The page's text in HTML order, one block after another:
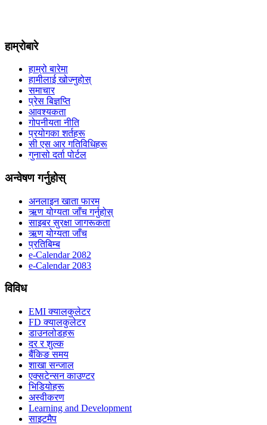
हाम्रोबारे
हाम्रो बारेमा
हामीलाई खोज्नुहोस्
समाचार
प्रेस बिज्ञप्ति
आवश्यकता
गोपनीयता नीति
प्रयोगका शर्तहरू
सी एस आर गतिविधिहरू
गुनासो दर्ता पोर्टल
अन्वेषण गर्नुहोस्
अनलाइन खाता फारम
ऋण योग्यता जाँच गर्नुहोस्
साइबर सुरक्षा जागरूकता
ऋण योग्यता जाँच
प्रतिबिम्ब
e-Calendar 2082
e-Calendar 2083
विविध
EMI क्यालकुलेटर
FD क्यालकुलेटर
डाउनलोडहरू
दर र शुल्क
बैंकिङ समय
शाखा सन्जाल
एक्सटेन्सन काउण्टर
भिडियोहरू
अस्वीकरण
Learning and Development
साइटमैप